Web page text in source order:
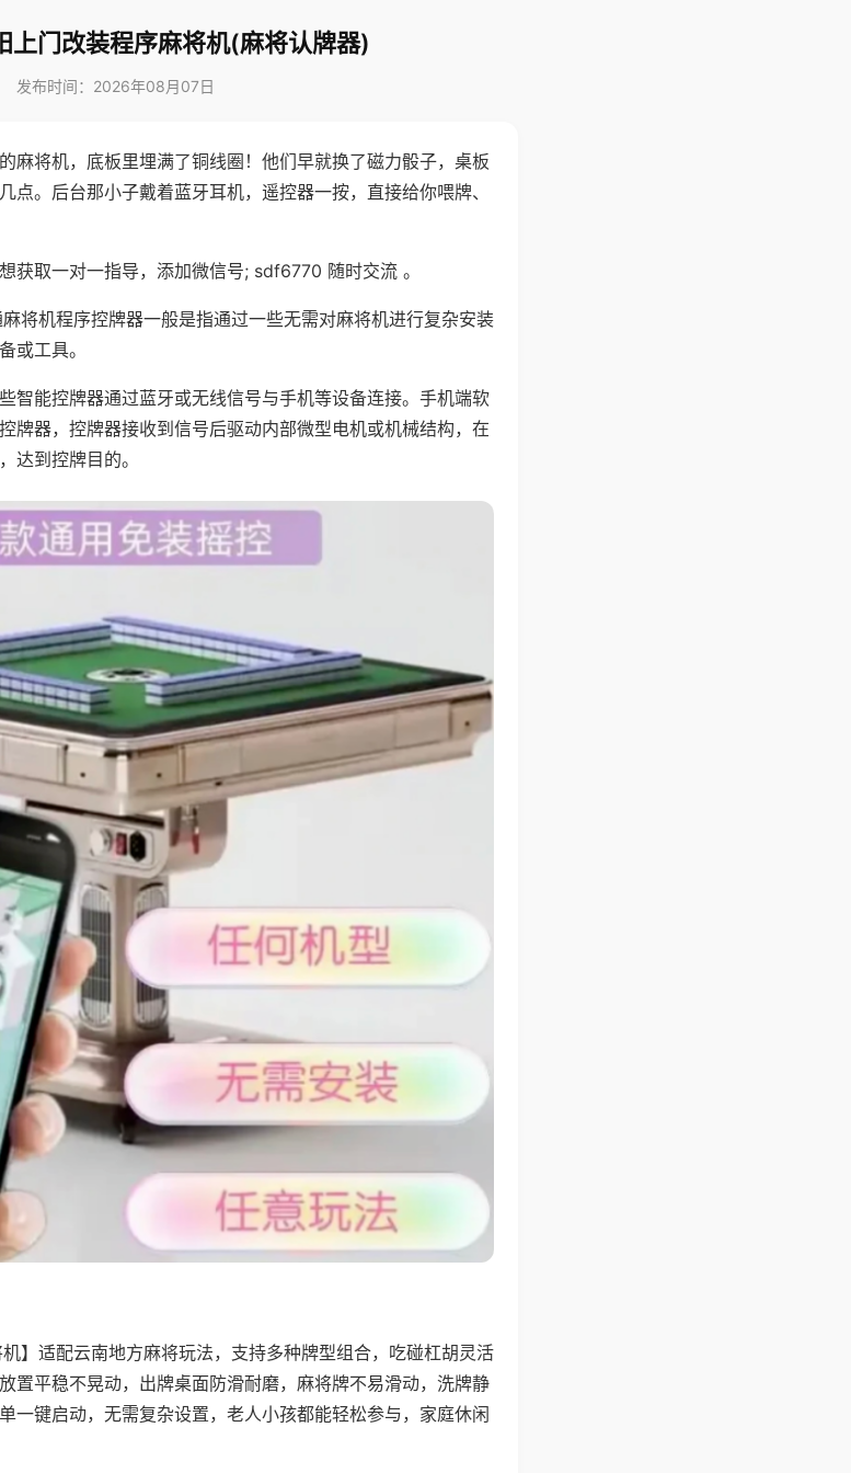
上门改装程序麻将机(麻将认牌器)
发布时间：2026年08月07日
麻将机，底板里埋满了铜线圈！他们早就换了磁力骰子，桌板
点。后台那小子戴着蓝牙耳机，遥控器一按，直接给你喂牌、
获取一对一指导，添加微信号; sdf6770 随时交流 。
将机程序控牌器一般是指通过一些无需对麻将机进行复杂安装
或工具。
智能控牌器通过蓝牙或无线信号与手机等设备连接。手机端软
牌器，控牌器接收到信号后驱动内部微型电机或机械结构，在
达到控牌目的。
机】适配云南地方麻将玩法，支持多种牌型组合，吃碰杠胡灵活
置平稳不晃动，出牌桌面防滑耐磨，麻将牌不易滑动，洗牌静
一键启动，无需复杂设置，老人小孩都能轻松参与，家庭休闲